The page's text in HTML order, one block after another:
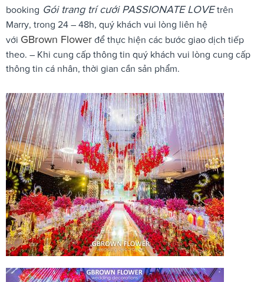
booking Gói trang trí cưới PASSIONATE LOVEtrên
Marry, trong 24 – 48h, quý khách vui lòng liên hệ
với GBrown Flower để thực hiện các bước giao dịch tiếp
theo. – Khi cung cấp thông tin quý khách vui lòng cung cấp
thông tin cá nhân, thời gian cần sản phẩm.